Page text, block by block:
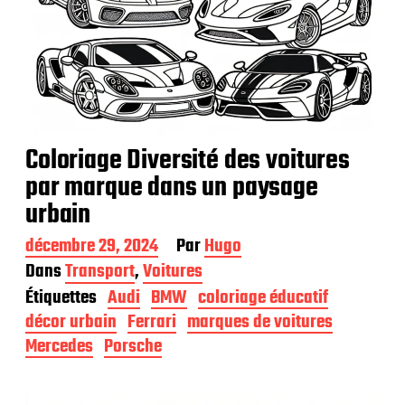
Coloriage Diversité des voitures
par marque dans un paysage
urbain
D
a
t
e
d
e
p
décembre 29, 2024 ParHugo
DansTransport,Voitures
Étiquettes Audi BMW coloriage éducatif
décor urbain Ferrari marques de voitures
Mercedes Porsche